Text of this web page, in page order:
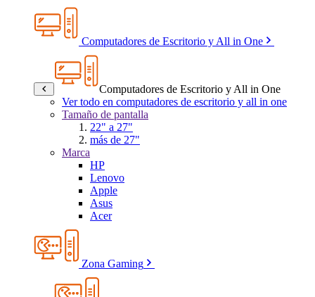
Computadores de Escritorio y All in One
Computadores de Escritorio y All in One
Ver todo en computadores de escritorio y all in one
Tamaño de pantalla
22" a 27"
más de 27"
Marca
HP
Lenovo
Apple
Asus
Acer
Zona Gaming